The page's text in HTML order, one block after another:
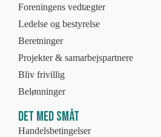
Foreningens vedtægter
Ledelse og bestyrelse
Beretninger
Projekter & samarbejspartnere
Bliv frivillig
Belønninger
Det med småt
Handelsbetingelser